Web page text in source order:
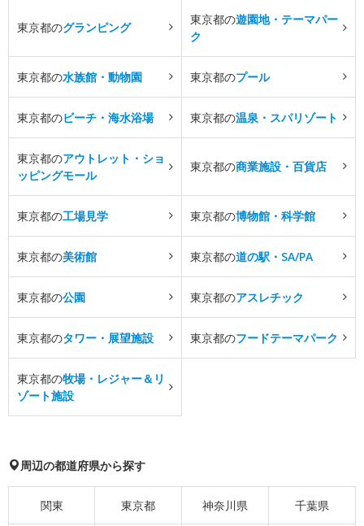
東京都のグランピング
東京都の遊園地・テーマパー
ク
東京都の水族館・動物園 東京都のプール
東京都のビーチ・海水浴場 東京都の温泉・スパリゾート
東京都のアウトレット・ショ
ッピングモール
東京都の商業施設・百貨店
東京都の工場見学 東京都の博物館・科学館
東京都の美術館 東京都の道の駅・SA/PA
東京都の公園 東京都のアスレチック
東京都のタワー・展望施設 東京都のフードテーマパーク
東京都の牧場・レジャー＆リ
ゾート施設
周辺の都道府県から探す
関東 東京都 神奈川県 千葉県